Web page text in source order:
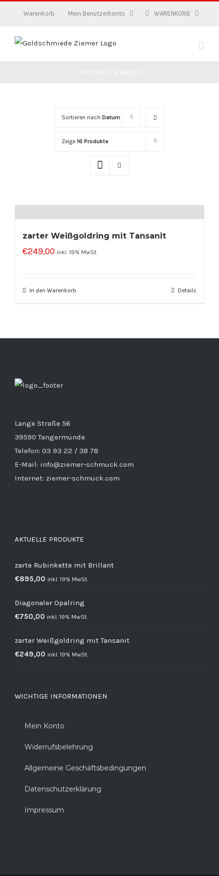
Warenkorb Mein Benutzerkonto WARENKORB
Sortieren nach Datum
Zeige 16 Produkte
zarter Weißgoldring mit Tansanit
€249,00 inkl. 19% MwSt.
In den Warenkorb Details
Lange Straße 56
39590 Tangermünde
Telefon: 03 93 22 / 38 78
E-Mail: info@ziemer-schmuck.com
Internet: ziemer-schmuck.com
AKTUELLE PRODUKTE
zarte Rubinkette mit Brillant
€895,00 inkl. 19% MwSt.
Diagonaler Opalring
€750,00 inkl. 19% MwSt.
zarter Weißgoldring mit Tansanit
€249,00 inkl. 19% MwSt.
WICHTIGE INFORMATIONEN
Mein Konto
Widerrufsbelehrung
Allgemeine Geschäftsbedingungen
Datenschutzerklärung
Impressum